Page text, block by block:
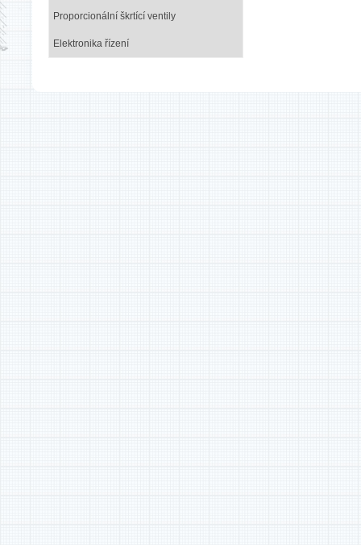
Proporcionální škrtící ventily
Elektronika řízení